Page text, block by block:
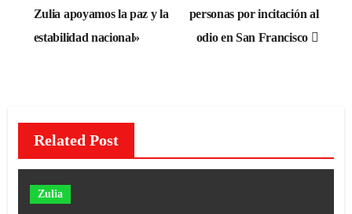
de
entradas
Zulia apoyamos la paz y la
estabilidad nacional»
personas por incitación al
odio en San Francisco
Related Post
Zulia